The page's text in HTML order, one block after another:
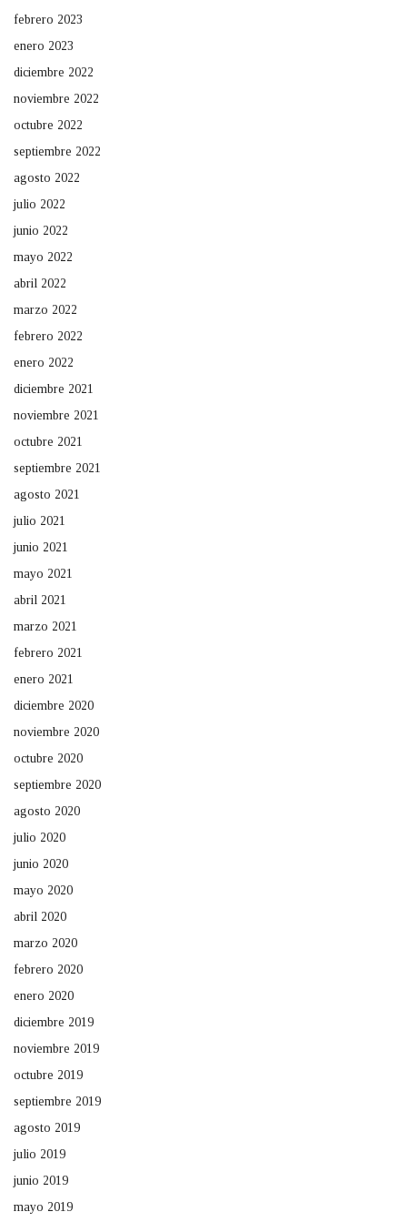
febrero 2023
enero 2023
diciembre 2022
noviembre 2022
octubre 2022
septiembre 2022
agosto 2022
julio 2022
junio 2022
mayo 2022
abril 2022
marzo 2022
febrero 2022
enero 2022
diciembre 2021
noviembre 2021
octubre 2021
septiembre 2021
agosto 2021
julio 2021
junio 2021
mayo 2021
abril 2021
marzo 2021
febrero 2021
enero 2021
diciembre 2020
noviembre 2020
octubre 2020
septiembre 2020
agosto 2020
julio 2020
junio 2020
mayo 2020
abril 2020
marzo 2020
febrero 2020
enero 2020
diciembre 2019
noviembre 2019
octubre 2019
septiembre 2019
agosto 2019
julio 2019
junio 2019
mayo 2019